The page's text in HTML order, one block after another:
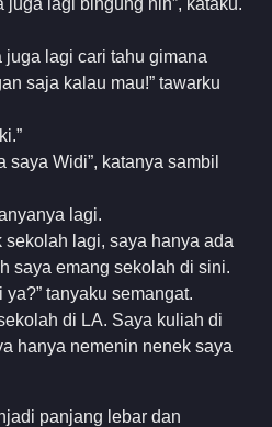
juga lagi cari tahu gimana
saja kalau mau!” tawarku
saya Widi”, katanya sambil
lagi.
sekolah lagi, saya hanya ada
saya emang sekolah di sini.
tanyaku semangat.
di LA. Saya kuliah di
hanya nemenin nenek saya
panjang lebar dan